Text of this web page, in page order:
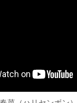
の悪》が登場する韓国映